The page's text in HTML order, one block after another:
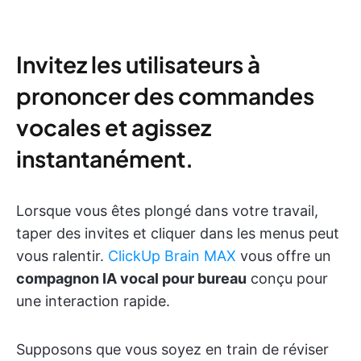
Invitez les utilisateurs à
prononcer des commandes
vocales et agissez
instantanément.
Lorsque vous êtes plongé dans votre travail,
taper des invites et cliquer dans les menus peut
vous ralentir. ClickUp Brain MAX vous offre un
compagnon IA vocal pour bureau conçu pour
une interaction rapide.
Supposons que vous soyez en train de réviser